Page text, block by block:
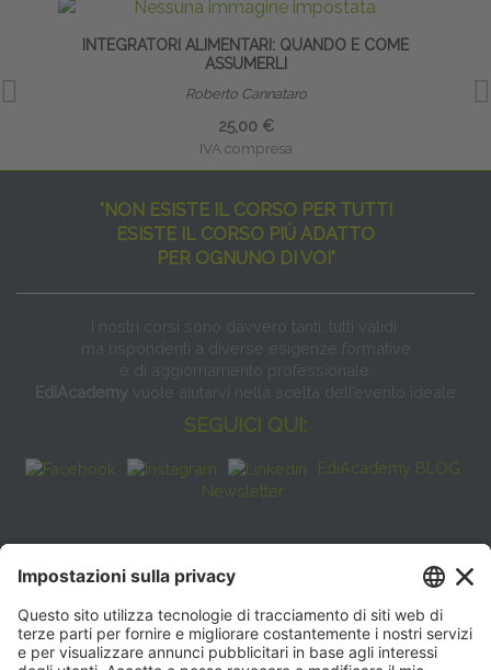
INTEGRATORI ALIMENTARI: QUANDO E COME
ASSUMERLI
Roberto Cannataro
25,00 €
IVA compresa
"NON ESISTE IL CORSO PER TUTTI
ESISTE IL CORSO PIÙ ADATTO
PER OGNUNO DI VOI"
I nostri corsi sono davvero tanti, tutti validi
ma rispondenti a diverse esigenze formative
e di aggiornamento professionale.
EdiAcademy vuole aiutarvi nella scelta dell’evento ideale
SEGUICI QUI:
EdiAcademy BLOG
Newsletter
FAQ
CONTATTI
EdiAcademy